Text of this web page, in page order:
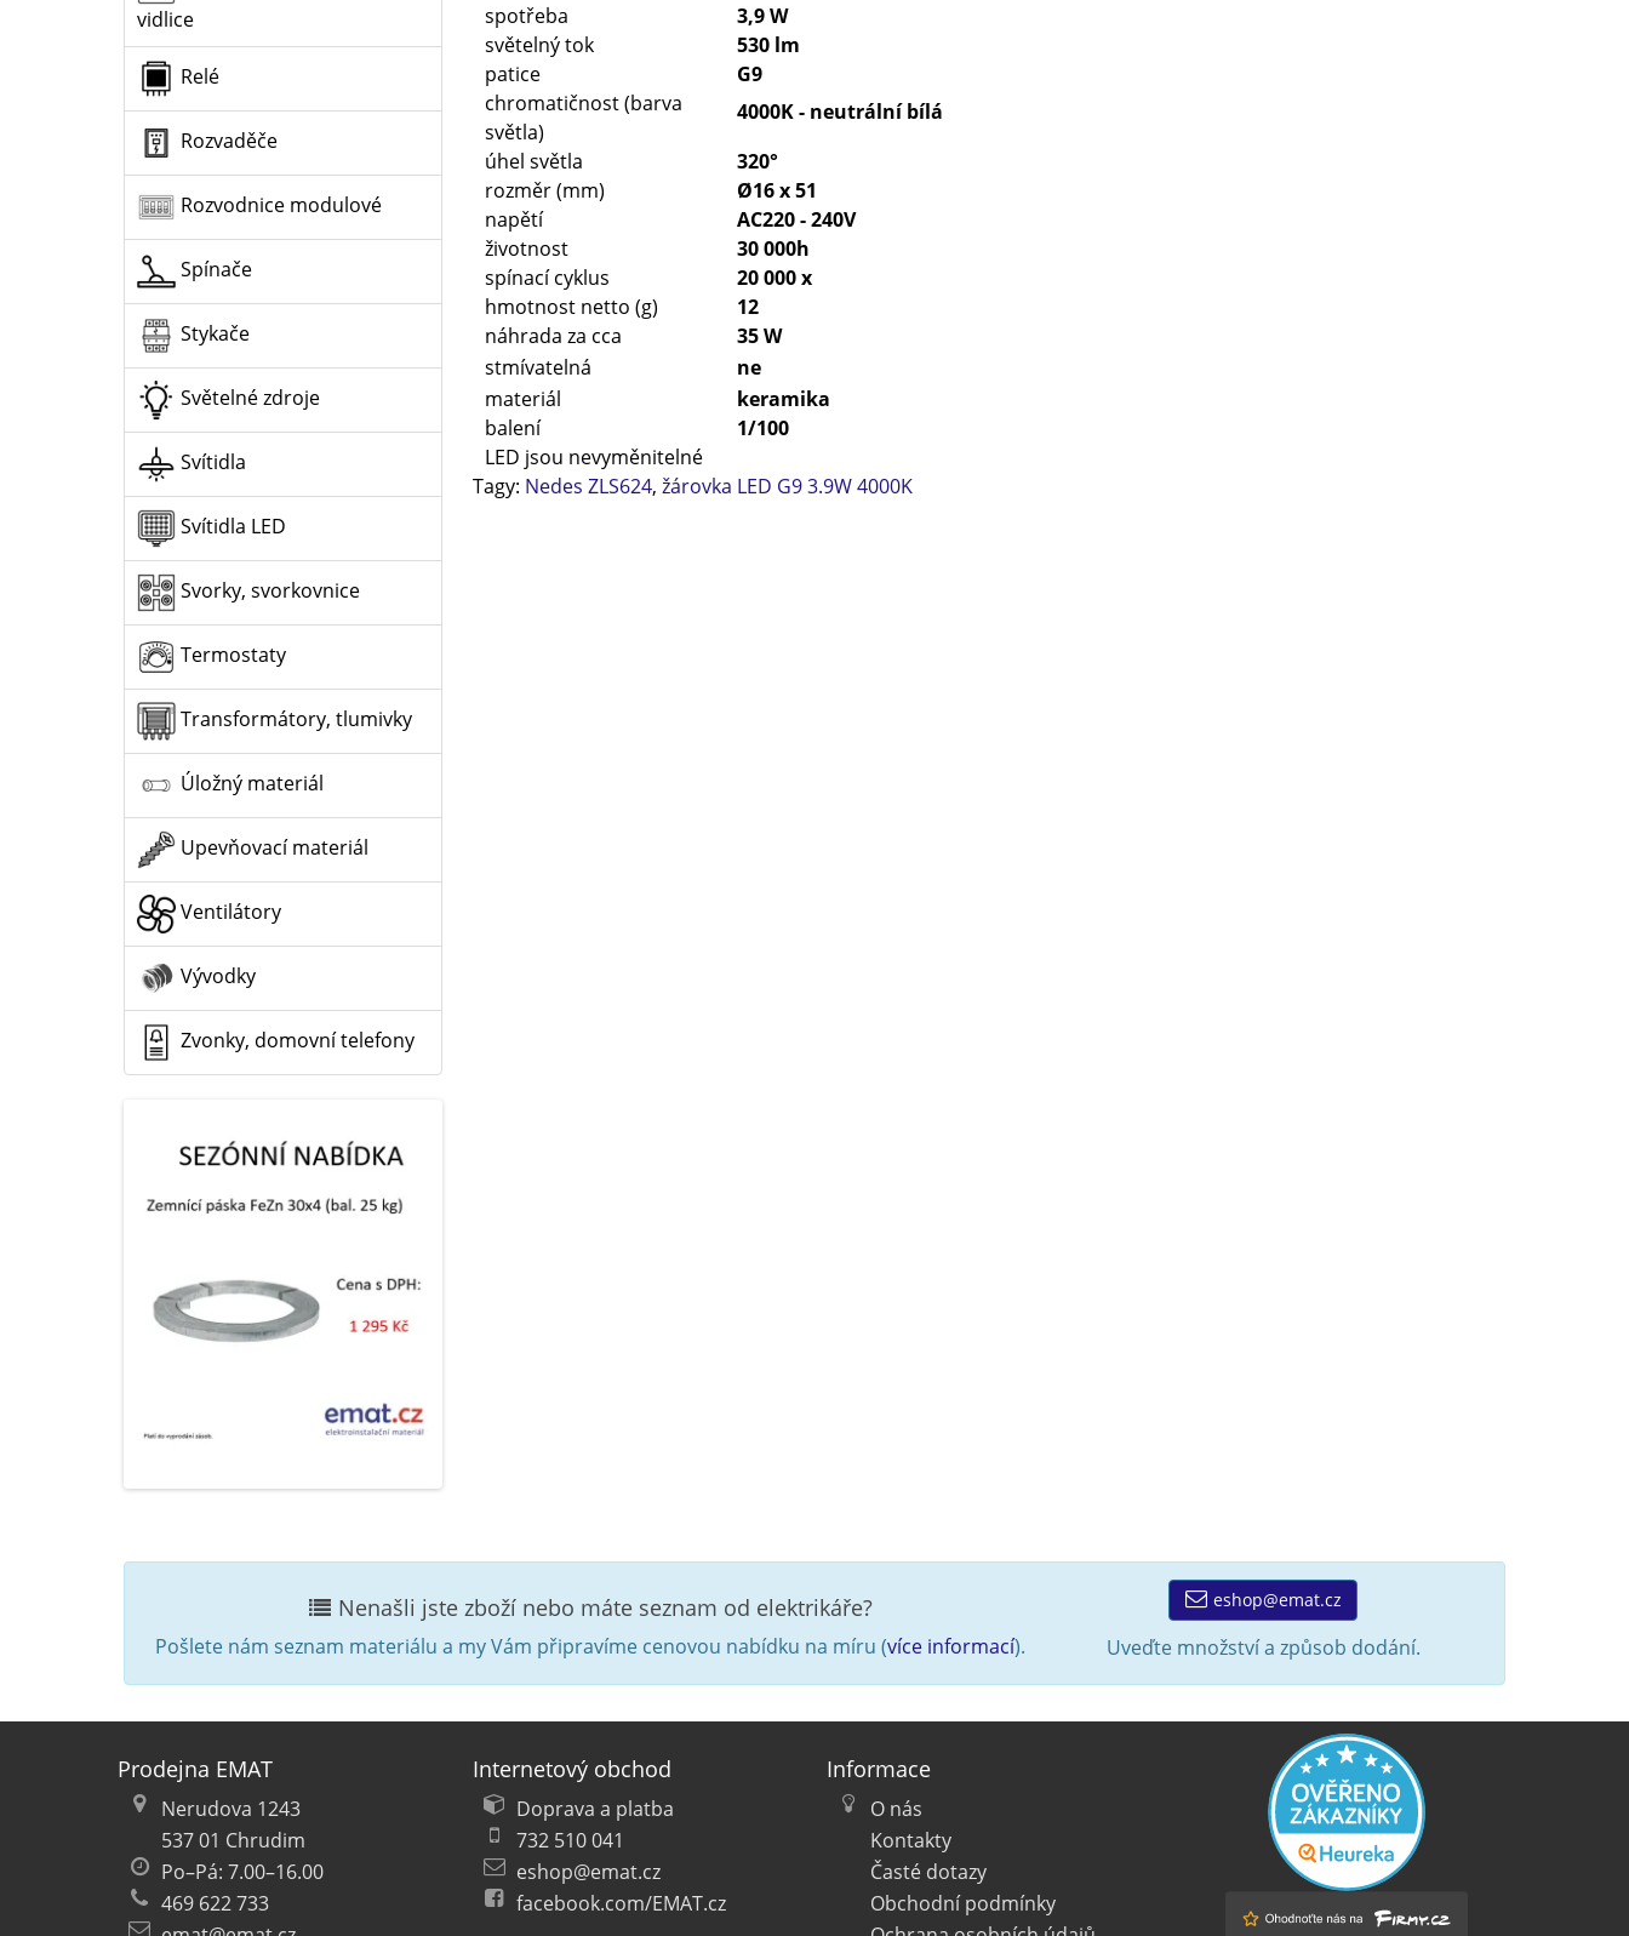
vidlice
Relé
Rozvaděče
Rozvodnice modulové
Spínače
Stykače
Světelné zdroje
Svítidla
Svítidla LED
Svorky, svorkovnice
Termostaty
Transformátory, tlumivky
Úložný materiál
Upevňovací materiál
Ventilátory
Vývodky
Zvonky, domovní telefony
spotřeba
3,9 W
světelný tok
530 lm
patice
G9
chromatičnost (barva
světla)
4000K - neutrální bílá
úhel světla
320°
rozměr (mm)
Ø16 x 51
napětí
AC220 - 240V
životnost
30 000h
spínací cyklus
20 000 x
hmotnost netto (g)
12
náhrada za cca
35 W
stmívatelná
ne
materiál
keramika
balení
1/100
LED jsou nevyměnitelné
Tagy: Nedes ZLS624, žárovka LED G9 3.9W 4000K
Nenašli jste zboží nebo máte seznam od elektrikáře?
Pošlete nám seznam materiálu a my Vám připravíme cenovou nabídku na míru (více informací).
eshop@emat.cz
Uveďte množství a způsob dodání.
Prodejna EMAT
Nerudova 1243
537 01 Chrudim
Po–Pá: 7.00–16.00
469 622 733
Internetový obchod
Doprava a platba
732 510 041
eshop@emat.cz
facebook.com/EMAT.cz
Informace
O nás
Kontakty
Časté dotazy
Obchodní podmínky